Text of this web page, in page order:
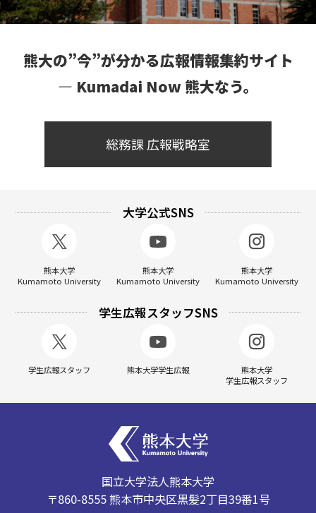
熊大の”今”が分かる広報情報集約サイト
― Kumadai Now 熊大なう。
総務課 広報戦略室
大学公式SNS
熊本大学
Kumamoto University
熊本大学
Kumamoto University
熊本大学
Kumamoto University
学生広報スタッフSNS
学生広報スタッフ 熊本大学学生広報
熊本大学
学生広報スタッフ
国立大学法人熊本大学
〒860-8555 熊本市中央区黒髪2丁目39番1号